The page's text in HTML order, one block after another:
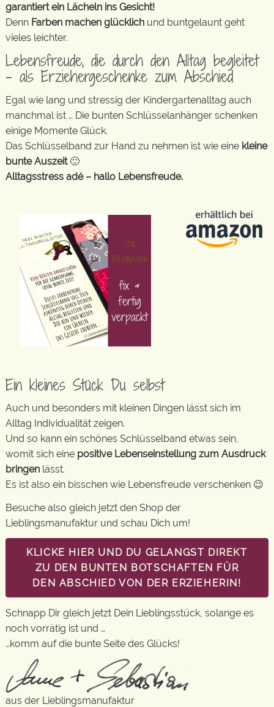
garantiert ein Lächeln ins Gesicht!
Denn Farben machen glücklich und buntgelaunt geht
vieles leichter.
Lebensfreude, die durch den Alltag begleitet
– als Erziehergeschenke zum Abschied
Egal wie lang und stressig der Kindergartenalltag auch
manchmal ist … Die bunten Schlüsselanhänger schenken
einige Momente Glück.
Das Schlüsselband zur Hand zu nehmen ist wie eine kleine
bunte Auszeit🙂
Alltagsstress adé – hallo Lebensfreude.
Ein kleines Stück Du selbst
Auch und besonders mit kleinen Dingen lässt sich im
Alltag Individualität zeigen.
Und so kann ein schönes Schlüsselband etwas sein,
womit sich eine positive Lebenseinstellung zum Ausdruck
bringen lässt.
Es ist also ein bisschen wie Lebensfreude verschenken 😉
Besuche also gleich jetzt den Shop der
Lieblingsmanufaktur und schau Dich um!
KLICKE HIER UND DU GELANGST DIREKT
ZU DEN BUNTEN BOTSCHAFTEN FÜR
DEN ABSCHIED VON DER ERZIEHERIN!
Schnapp Dir gleich jetzt Dein Lieblingsstück, solange es
noch vorrätig ist und …
…komm auf die bunte Seite des Glücks!
aus der Lieblingsmanufaktur